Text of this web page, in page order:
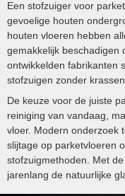
Een stofzuiger voor
gevoelige houten
houten vloeren hebben
gemakkelijk beschadigen
ontwikkelden fabrikanten
stofzuigen zonder
De keuze voor de juiste
reiniging van vandaag,
vloer. Modern onderzoek
slijtage op parketvloeren
stofzuigmethoden. Met
jarenlang de natuurlijke